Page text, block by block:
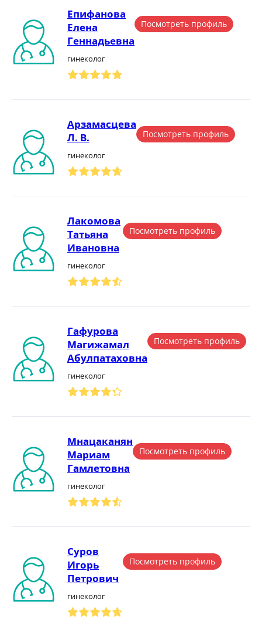
Епифанова
Елена
Геннадьевна
гинеколог
Посмотреть профиль
Арзамасцева
Л. В.
гинеколог
Посмотреть профиль
Лакомова
Татьяна
Ивановна
гинеколог
Посмотреть профиль
Гафурова
Магижамал
Абулпатаховна
гинеколог
Посмотреть профиль
Мнацаканян
Мариам
Гамлетовна
гинеколог
Посмотреть профиль
Суров
Игорь
Петрович
гинеколог
Посмотреть профиль